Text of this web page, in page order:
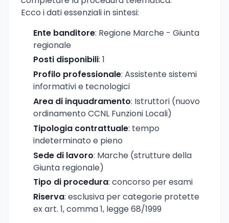
Ecco i dati essenziali in sintesi:
Ente banditore: Regione Marche - Giunta
regionale
Posti disponibili: 1
Profilo professionale: Assistente sistemi
informativi e tecnologici
Area di inquadramento: Istruttori (nuovo
ordinamento CCNL Funzioni Locali)
Tipologia contrattuale: tempo
indeterminato e pieno
Sede di lavoro: Marche (strutture della
Giunta regionale)
Tipo di procedura: concorso per esami
Riserva: esclusiva per categorie protette
ex art. 1, comma 1, legge 68/1999